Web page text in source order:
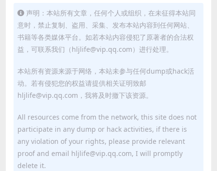
声明：本站所有文章，任何个人或组织，在未征得本站同
意时，禁止复制、盗用、采集、发布本站内容到任何网站、
书籍等各类媒体平台。如若本站内容侵犯了原著者的合法权
益，可联系我们（hljlife@vip.qq.com）进行处理。
本站所有资源来源于网络，本站未参与任何dump或hack活
动。若有侵犯您的权益请提供相关证明致邮
hljlife@vip.qq.com，我将及时撤下该资源。
All resources come from the network, this site does not
participate in any dump or hack activities, if there is
any violation of your rights, please provide relevant
proof and email hljlife@vip.qq.com, I will promptly
delete it.